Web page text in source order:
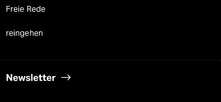
Freie Rede
reingehen
Newsletter